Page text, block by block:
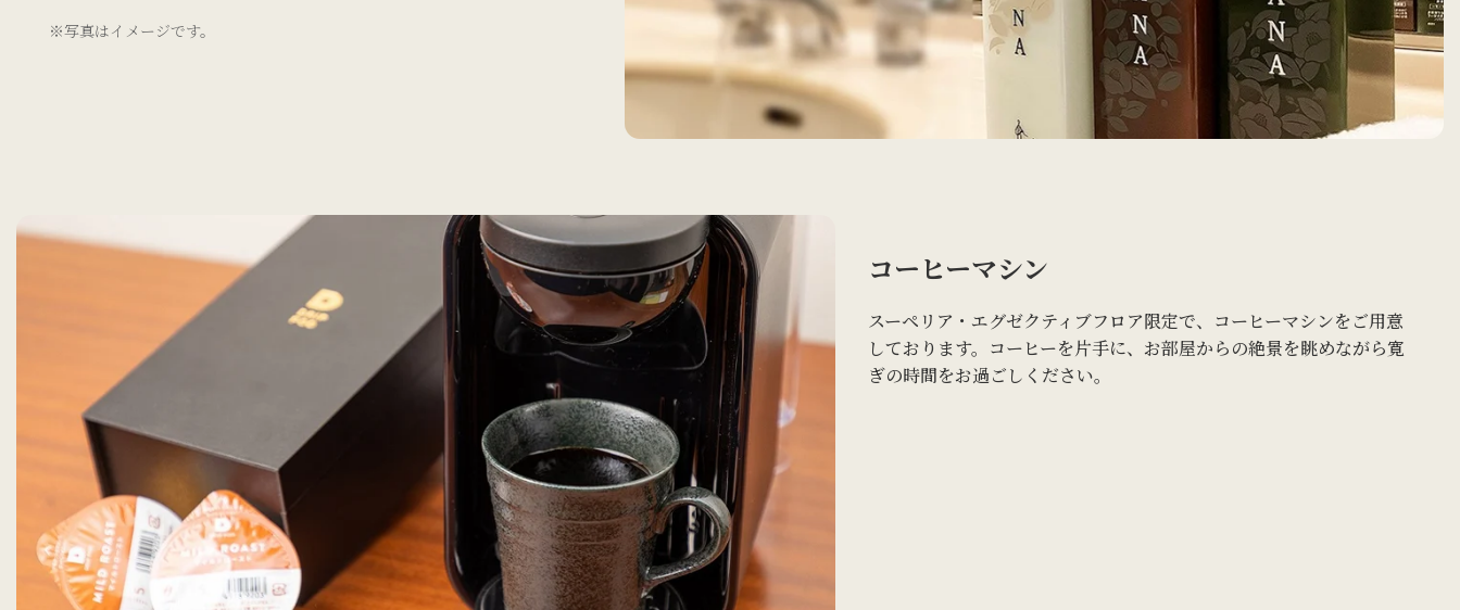
※写真はイメージです。
コーヒーマシン
スーペリア・エグゼクティブフロア限定で、コーヒーマシンをご用意
しております。コーヒーを片手に、お部屋からの絶景を眺めながら寛
ぎの時間をお過ごしください。